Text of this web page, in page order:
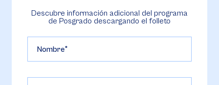
Descubre información adicional del programa
de Posgrado descargando el folleto
Nombre